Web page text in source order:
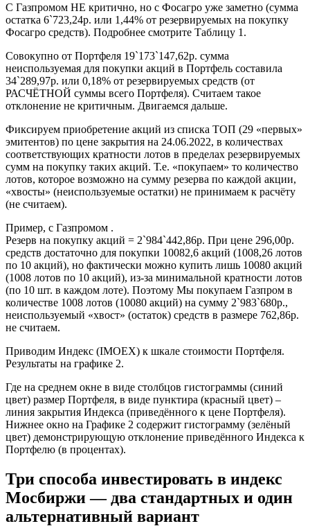
С Газпромом НЕ критично, но с Фосагро уже заметно (сумма
остатка 6`723,24р. или 1,44% от резервируемых на покупку
Фосагро средств). Подробнее смотрите Таблицу 1.
Совокупно от Портфеля 19`173`147,62р. сумма
неиспользуемая для покупки акций в Портфель составила
34`289,97р. или 0,18% от резервируемых средств (от
РАСЧЁТНОЙ суммы всего Портфеля). Считаем такое
отклонение не критичным. Двигаемся дальше.
Фиксируем приобретение акций из списка ТОП (29 «первых»
эмитентов) по цене закрытия на 24.06.2022, в количествах
соответствующих кратности лотов в пределах резервируемых
сумм на покупку таких акций. Т.е. «покупаем» то количество
лотов, которое возможно на сумму резерва по каждой акции,
«хвосты» (неиспользуемые остатки) не принимаем к расчёту
(не считаем).
Пример, с Газпромом .
Резерв на покупку акций = 2`984`442,86р. При цене 296,00р.
средств достаточно для покупки 10082,6 акций (1008,26 лотов
по 10 акций), но фактически можно купить лишь 10080 акций
(1008 лотов по 10 акций), из-за минимальной кратности лотов
(по 10 шт. в каждом лоте). Поэтому Мы покупаем Газпром в
количестве 1008 лотов (10080 акций) на сумму 2`983`680р.,
неиспользуемый «хвост» (остаток) средств в размере 762,86р.
не считаем.
Приводим Индекс (IMOEX) к шкале стоимости Портфеля.
Результаты на графике 2.
Где на среднем окне в виде столбцов гистограммы (синий
цвет) размер Портфеля, в виде пунктира (красный цвет) –
линия закрытия Индекса (приведённого к цене Портфеля).
Нижнее окно на Графике 2 содержит гистограмму (зелёный
цвет) демонстрирующую отклонение приведённого Индекса к
Портфелю (в процентах).
Три способа инвестировать в индекс
Мосбиржи — два стандартных и один
альтернативный вариант